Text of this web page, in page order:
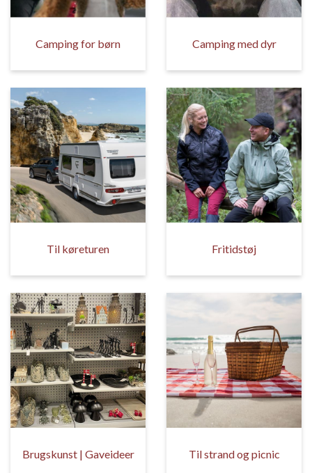
Camping for børn Camping med dyr
Til køreturen Fritidstøj
Brugskunst | Gaveideer Til strand og picnic